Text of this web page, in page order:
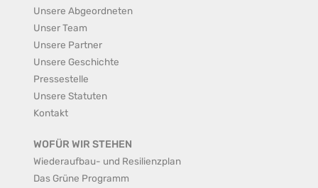
Unsere Abgeordneten
Unser Team
Unsere Partner
Unsere Geschichte
Pressestelle
Unsere Statuten
Kontakt
WOFÜR WIR STEHEN
Wiederaufbau- und Resilienzplan
Das Grüne Programm